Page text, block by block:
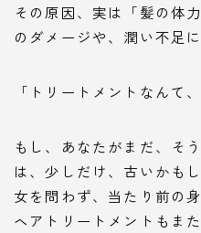
その原因、実は「髪の体
のダメージや、潤い不足
「トリートメントなんて
もし、あなたがまだ、そ
は、少しだけ、古いかも
女を問わず、当たり前の
ヘアトリートメントもま